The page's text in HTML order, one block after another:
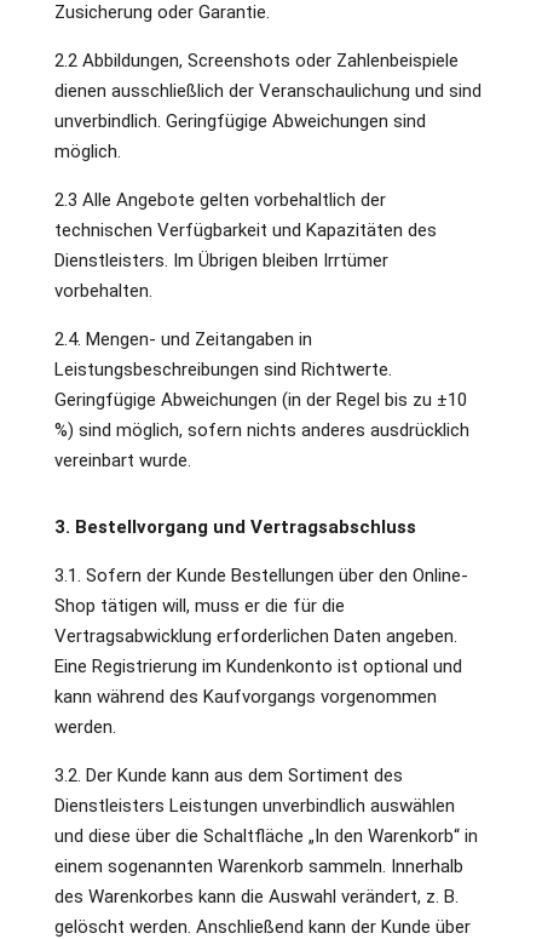
Zusicherung oder Garantie.
2.2 Abbildungen, Screenshots oder Zahlenbeispiele
dienen ausschließlich der Veranschaulichung und sind
unverbindlich. Geringfügige Abweichungen sind
möglich.
2.3 Alle Angebote gelten vorbehaltlich der
technischen Verfügbarkeit und Kapazitäten des
Dienstleisters. Im Übrigen bleiben Irrtümer
vorbehalten.
2.4. Mengen- und Zeitangaben in
Leistungsbeschreibungen sind Richtwerte.
Geringfügige Abweichungen (in der Regel bis zu ±10
%) sind möglich, sofern nichts anderes ausdrücklich
vereinbart wurde.
3. Bestellvorgang und Vertragsabschluss
3.1. Sofern der Kunde Bestellungen über den Online-
Shop tätigen will, muss er die für die
Vertragsabwicklung erforderlichen Daten angeben.
Eine Registrierung im Kundenkonto ist optional und
kann während des Kaufvorgangs vorgenommen
werden.
3.2. Der Kunde kann aus dem Sortiment des
Dienstleisters Leistungen unverbindlich auswählen
und diese über die Schaltfläche „In den Warenkorb“ in
einem sogenannten Warenkorb sammeln. Innerhalb
des Warenkorbes kann die Auswahl verändert, z. B.
gelöscht werden. Anschließend kann der Kunde über